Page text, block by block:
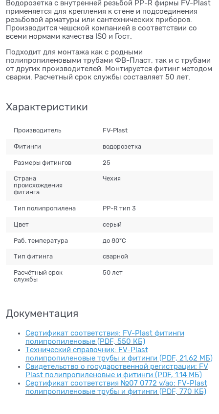
Водорозетка с внутренней резьбой PP-R фирмы FV-Plast
применяется для крепления к стене и подсоединения
резьбовой арматуры или сантехнических приборов.
Производится чешской компанией в соответствии со
всеми нормами качества ISO и Гост.
Подходит для монтажа как с родными
полипропиленовыми трубами ФВ-Пласт, так и с трубами
от других производителей. Монтируется фитинг методом
сварки. Расчетный срок службы составляет 50 лет.
Характеристики
Производитель FV-Plast
Фитинги водорозетка
Размеры фитингов 25
Страна
происхождения
фитинга
Чехия
Тип полипропилена PP-R тип 3
Цвет серый
Раб. температура до 80°С
Тип фитинга сварной
Расчётный срок
службы
50 лет
Документация
Сертификат соответствия: FV-Plast фитинги
полипропиленовые (PDF, 550 КБ)
Технический справочник: FV-Plast
полипропиленовые трубы и фитинги (PDF, 21.62 МБ)
Свидетельство о государственной регистрации: FV
Plast полипропиленовые и фитинги (PDF, 1.14 МБ)
Сертификат соответствия №07 0772 v/ao: FV-Plast
полипропиленовые трубы и фитинги (PDF, 770 КБ)